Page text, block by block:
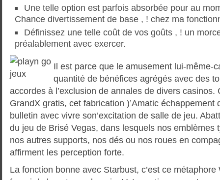
Une telle option est parfois absorbée pour au
Chance divertissement de base , ! chez ma
Définissez une telle coût de vos goûts , ! un
préalablement avec exercer.
Il est parce que le amusement lui-même-
quantité de bénéfices agrégés avec des
accordes à l’exclusion de annales de divers casinos.
GrandX gratis, cet fabrication )’Amatic échappement
bulletin avec vivre son’excitation de salle de jeu.
du jeu de Brisé Vegas, dans lesquels nos emblèmes
nos autres supports, nos dés ou nos roues en
affirment les perception forte.
La fonction bonne avec Starbust, c’est ce